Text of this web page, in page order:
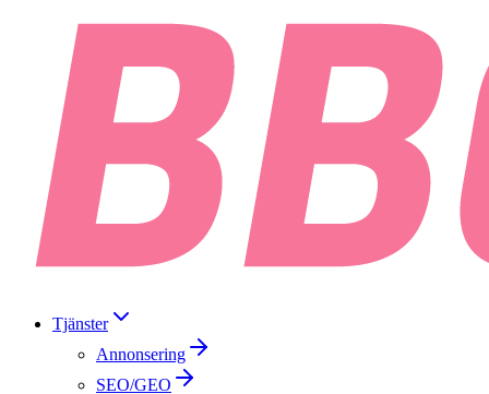
Tjänster
Annonsering
SEO/GEO